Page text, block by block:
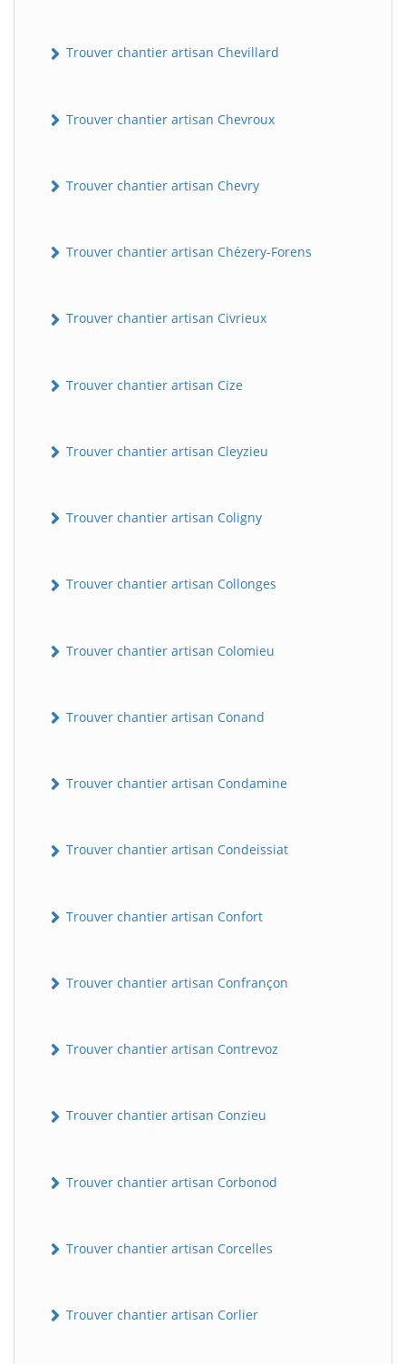
Trouver chantier artisan Chevillard
Trouver chantier artisan Chevroux
Trouver chantier artisan Chevry
Trouver chantier artisan Chézery-Forens
Trouver chantier artisan Civrieux
Trouver chantier artisan Cize
Trouver chantier artisan Cleyzieu
Trouver chantier artisan Coligny
Trouver chantier artisan Collonges
Trouver chantier artisan Colomieu
Trouver chantier artisan Conand
Trouver chantier artisan Condamine
Trouver chantier artisan Condeissiat
Trouver chantier artisan Confort
Trouver chantier artisan Confrançon
Trouver chantier artisan Contrevoz
Trouver chantier artisan Conzieu
Trouver chantier artisan Corbonod
Trouver chantier artisan Corcelles
Trouver chantier artisan Corlier
B BatiWebPro
Assistant en ligne